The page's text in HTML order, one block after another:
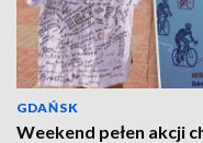
GDAŃSK
Weekend pełen akcji